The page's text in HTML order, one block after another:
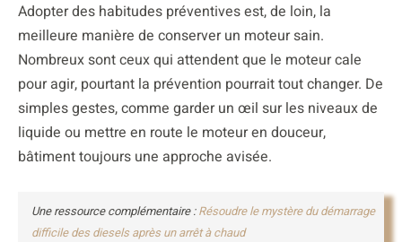
Adopter des habitudes préventives est, de loin, la
meilleure manière de conserver un moteur sain.
Nombreux sont ceux qui attendent que le moteur cale
pour agir, pourtant la prévention pourrait tout changer. De
simples gestes, comme garder un œil sur les niveaux de
liquide ou mettre en route le moteur en douceur,
bâtiment toujours une approche avisée.
Une ressource complémentaire :Résoudre le mystère du démarrage
difficile des diesels après un arrêt à chaud